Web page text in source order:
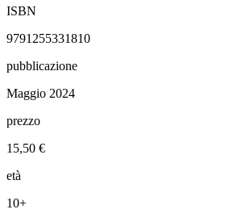
ISBN
9791255331810
pubblicazione
Maggio 2024
prezzo
15,50 €
età
10+